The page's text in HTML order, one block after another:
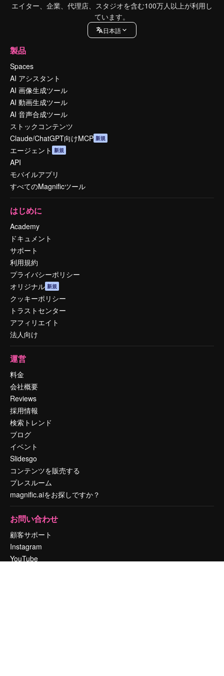
エイター、企業、代理店、スタジオを含む100万人以上が利用し
ています。
日本語
製品
Spaces
AI アシスタント
AI 画像生成ツール
AI 動画生成ツール
AI 音声合成ツール
ストックコンテンツ
Claude/ChatGPT向けMCP 新規
エージェント 新規
API
モバイルアプリ
すべてのMagnificツール
はじめに
Academy
ドキュメント
サポート
利用規約
プライバシーポリシー
オリジナル 新規
クッキーポリシー
トラストセンター
アフィリエイト
法人向け
運営
料金
会社概要
Reviews
採用情報
検索トレンド
ブログ
イベント
Slidesgo
コンテンツを販売する
プレスルーム
magnific.aiをお探しですか？
お問い合わせ
顧客サポート
Instagram
YouTube